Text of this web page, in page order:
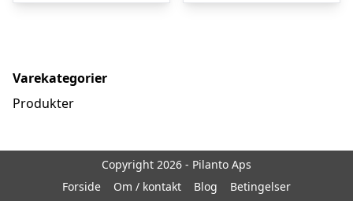
Varekategorier
Produkter
Copyright 2026 - Pilanto Aps
Forside
Om / kontakt Blog Betingelser